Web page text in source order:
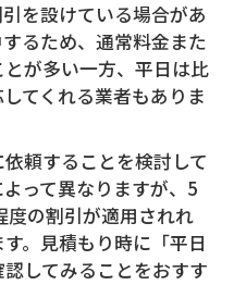
を設けている場合があ
るため、通常料金また
が多い一方、平日は比
てくれる業者もありま
頼することを検討して
って異なりますが、5
の割引が適用されれ
。見積もり時に「平日
してみることをおすす